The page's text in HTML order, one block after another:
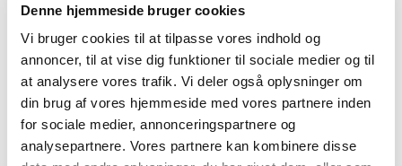
Denne hjemmeside bruger cookies
Vi bruger cookies til at tilpasse vores indhold og
annoncer, til at vise dig funktioner til sociale medier og til
at analysere vores trafik. Vi deler også oplysninger om
din brug af vores hjemmeside med vores partnere inden
for sociale medier, annonceringspartnere og
analysepartnere. Vores partnere kan kombinere disse
Du vil måske også kunne lide...